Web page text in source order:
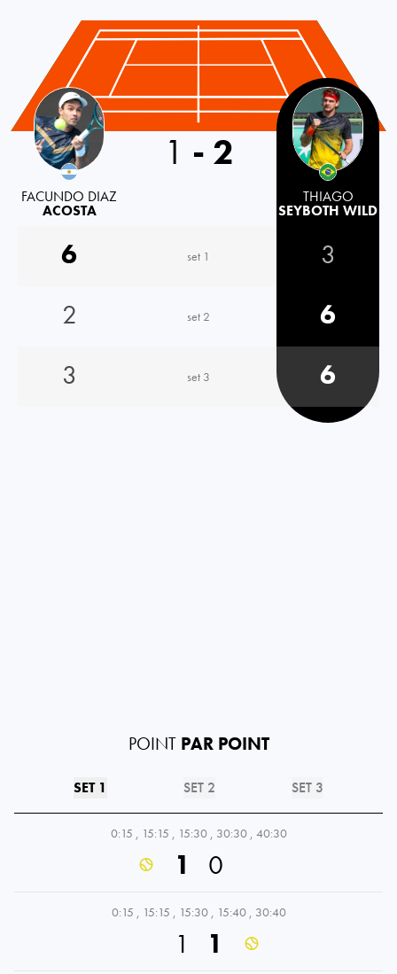
Argentina
FACUNDO DIAZ
ACOSTA
1 - 2
THIAGO
SEYBOTH WILD
6 set 1
3
2
set 2
6
3
set 3 6
POINT PAR POINT
SET 1 SET 2 SET 3
0:15 , 15:15 , 15:30 , 30:30 , 40:30
1 0
0:15 , 15:15 , 15:30 , 15:40 , 30:40
1 1